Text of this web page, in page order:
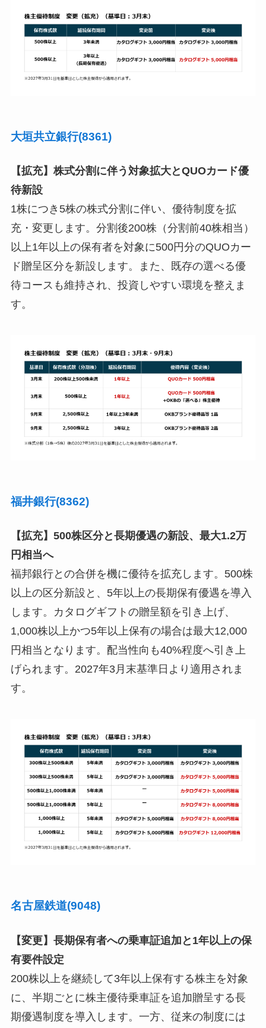
大垣共立銀行(8361)
【拡充】株式分割に伴う対象拡大とQUOカード優
待新設
1株につき5株の株式分割に伴い、優待制度を拡
充・変更します。分割後200株（分割前40株相当）
以上1年以上の保有者を対象に500円分のQUOカー
ド贈呈区分を新設します。また、既存の選べる優
待コースも維持され、投資しやすい環境を整えま
す。
福井銀行(8362)
【拡充】500株区分と長期優遇の新設、最大1.2万
円相当へ
福邦銀行との合併を機に優待を拡充します。500株
以上の区分新設と、5年以上の長期保有優遇を導入
します。カタログギフトの贈呈額を引き上げ、
1,000株以上かつ5年以上保有の場合は最大12,000
円相当となります。配当性向も40%程度へ引き上
げられます。2027年3月末基準日より適用されま
す。
名古屋鉄道(9048)
【変更】長期保有者への乗車証追加と1年以上の保
有要件設定
200株以上を継続して3年以上保有する株主を対象
に、半期ごとに株主優待乗車証を追加贈呈する長
期優遇制度を導入します。一方、従来の制度には